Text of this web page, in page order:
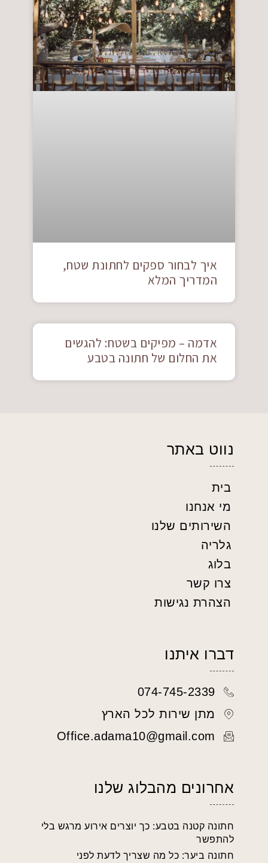
איך לבחור ספקים לחתונת שטח,
המדריך המלא
אדמה – מפיקים בשטח: להגשים
את החלום של חתונה בטבע
נווט באתר
בית
מי אנחנו
השירותים שלנו
גלריה
בלוג
צרו קשר
הצהרת נגישות
דברו איתנו
074-745-2339
מתן שירות לכל הארץ
Office.adama10@gmail.com
אחרונים מהבלוג שלנו
חתונה קטנה בטבע: כך יוצרים אירוע מרגש בלי
להתפשר
חתונה ביער: כל מה שצריך לדעת לפני